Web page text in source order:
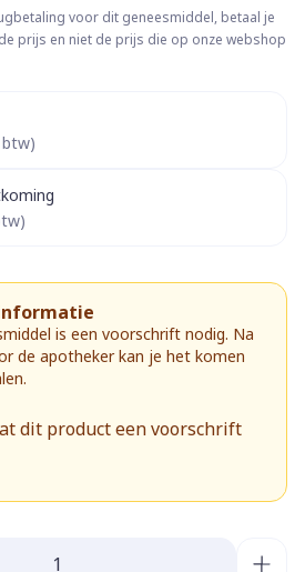
voor dit geneesmiddel, betaal je
prijs en niet de prijs die op onze webshop
btw)
is een voorschrift nodig. Na
de apotheker kan je het komen
dit product een voorschrift